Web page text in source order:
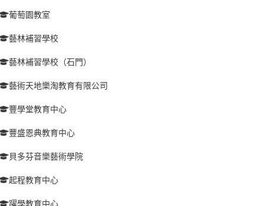
葡萄園教室
藝林補習學校
藝林補習學校（石門）
藝術天地樂淘教育有限公司
豐學堂教育中心
豐盛恩典教育中心
貝多芬音樂藝術學院
起程教育中心
躍學教育中心